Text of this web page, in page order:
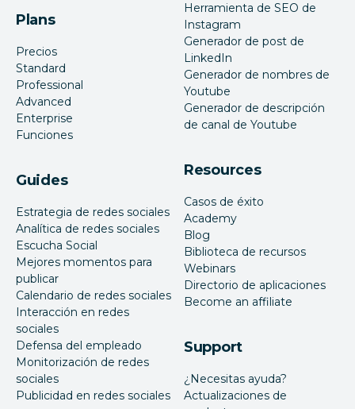
Plans
Precios
Standard
Professional
Advanced
Enterprise
Funciones
Guides
Estrategia de redes sociales
Analítica de redes sociales
Escucha Social
Mejores momentos para
publicar
Calendario de redes sociales
Interacción en redes
sociales
Defensa del empleado
Monitorización de redes
sociales
Publicidad en redes sociales
Herramienta de SEO de
Instagram
Generador de post de
LinkedIn
Generador de nombres de
Youtube
Generador de descripción
de canal de Youtube
Resources
Casos de éxito
Academy
Blog
Biblioteca de recursos
Webinars
Directorio de aplicaciones
Become an affiliate
Support
¿Necesitas ayuda?
Actualizaciones de